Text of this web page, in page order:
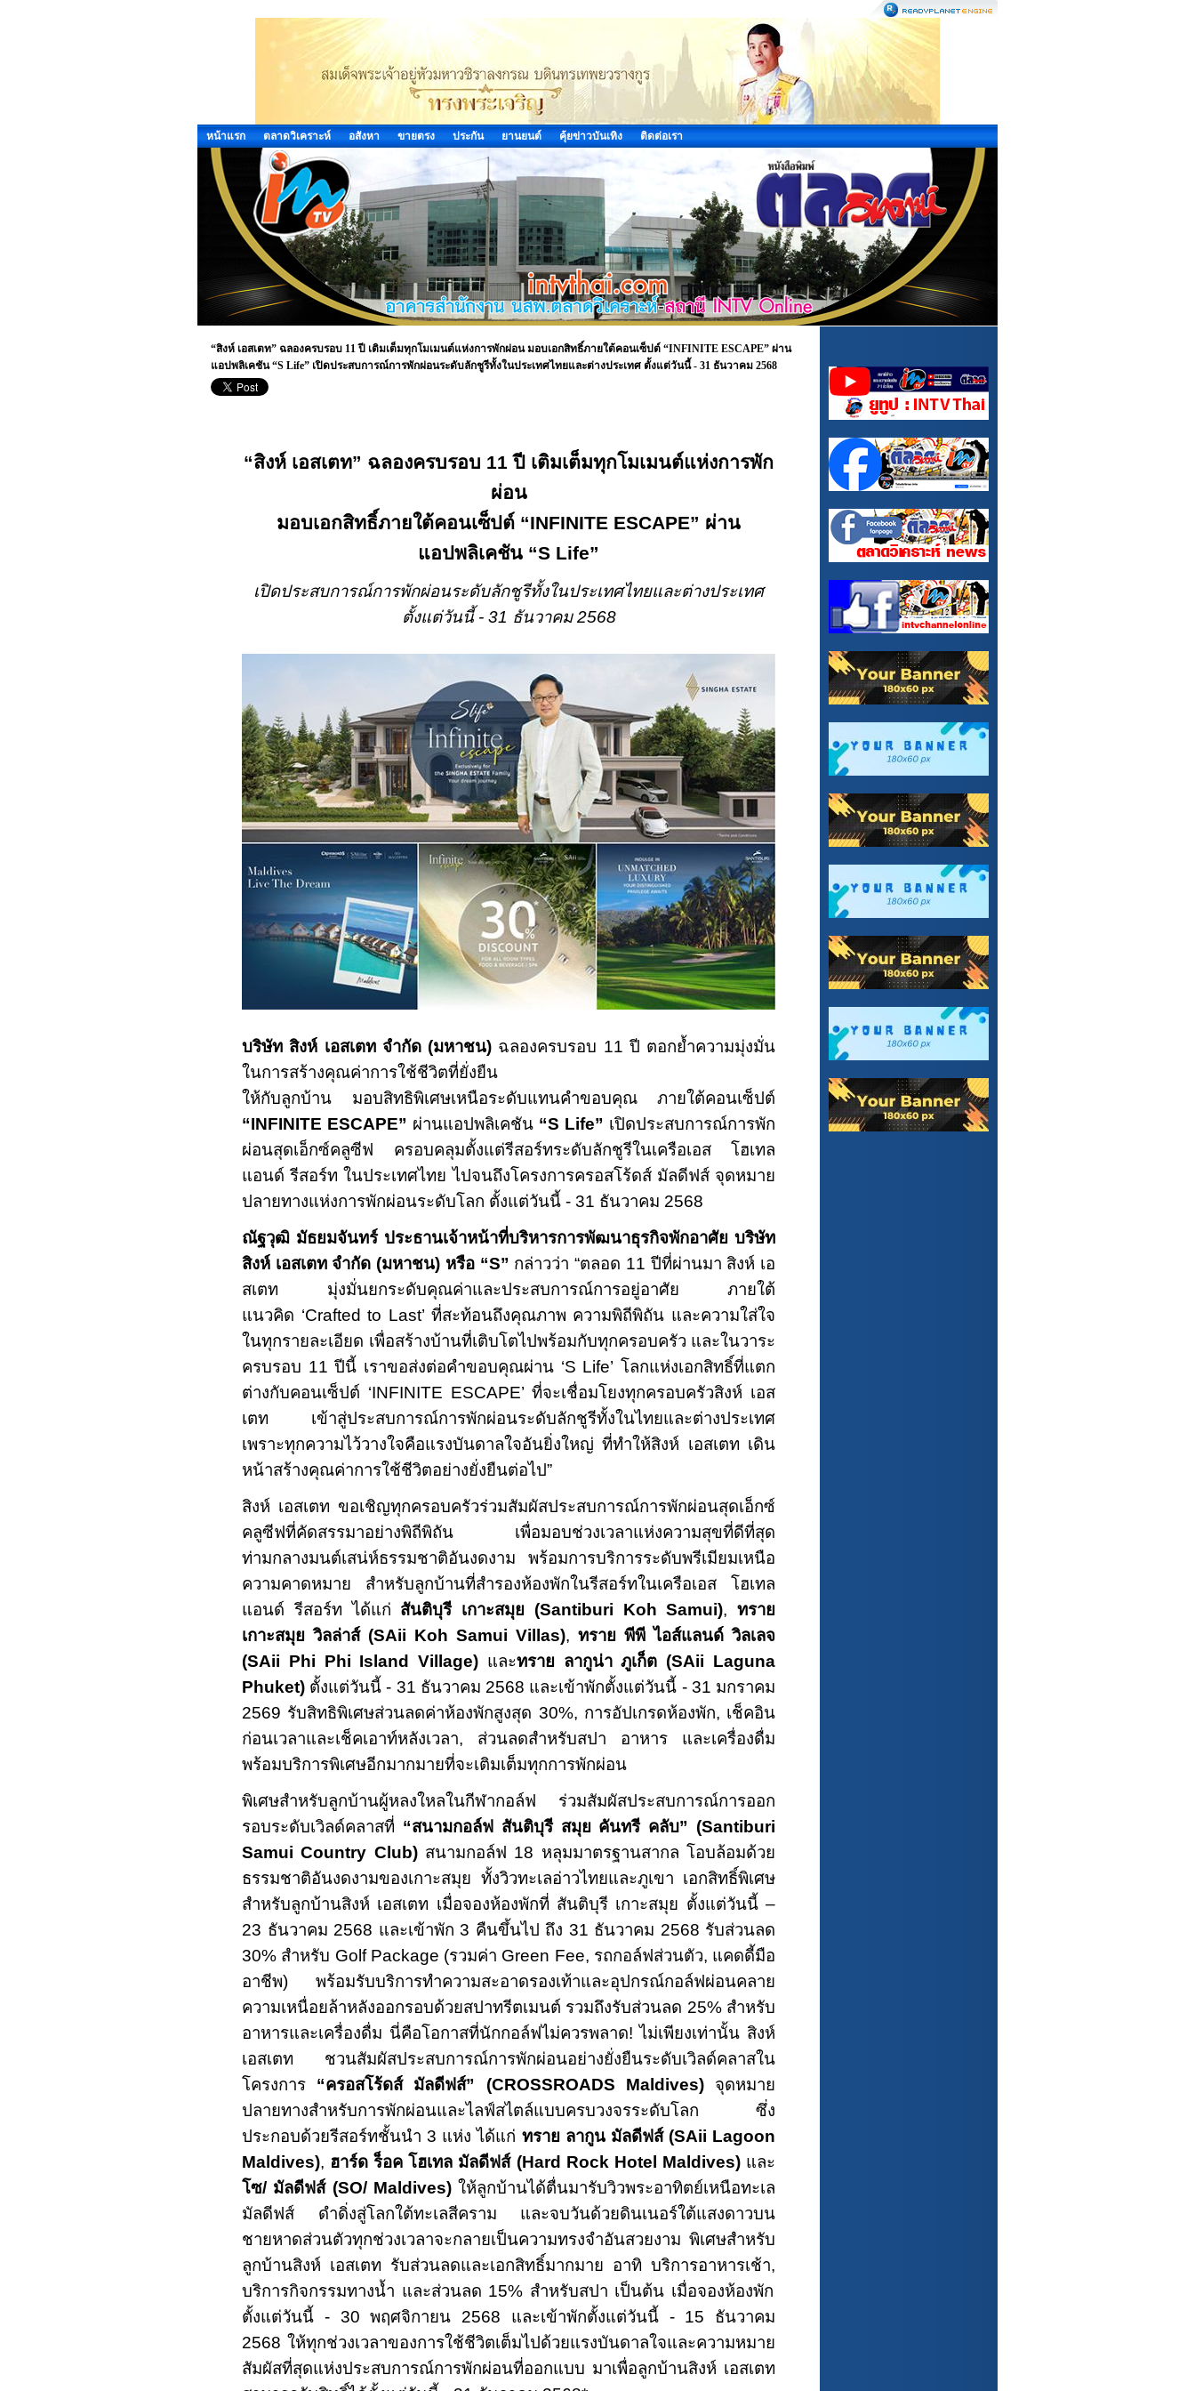
หน้าแรก ตลาดวิเคราะห์ อสังหา ขายตรง ประกัน ยานยนต์ คุ้ยข่าวบันเทิง ติดต่อเรา
“สิงห์ เอสเตท” ฉลองครบรอบ 11 ปี เติมเต็มทุกโมเมนต์แห่งการพักผ่อน มอบเอกสิทธิ์ภายใต้คอนเซ็ปต์ “INFINITE ESCAPE” ผ่าน
แอปพลิเคชัน “S Life” เปิดประสบการณ์การพักผ่อนระดับลักชูรีทั้งในประเทศไทยและต่างประเทศ ตั้งแต่วันนี้ - 31 ธันวาคม 2568
“สิงห์ เอสเตท” ฉลองครบรอบ 11 ปี เติมเต็มทุกโมเมนต์แห่งการพัก
ผ่อน
มอบเอกสิทธิ์ภายใต้คอนเซ็ปต์ “INFINITE ESCAPE” ผ่าน
แอปพลิเคชัน “S Life”
เปิดประสบการณ์การพักผ่อนระดับลักชูรีทั้งในประเทศไทยและต่างประเทศ
ตั้งแต่วันนี้ - 31 ธันวาคม2568
บริษัท สิงห์ เอสเตท จำกัด (มหาชน) ฉลองครบรอบ 11 ปี ตอกย้ำความมุ่งมั่น
ในการสร้างคุณค่าการใช้ชีวิตที่ยั่งยืน
ให้กับลูกบ้าน มอบสิทธิพิเศษเหนือระดับแทนคำขอบคุณ ภายใต้คอนเซ็ปต์
“INFINITE ESCAPE” ผ่านแอปพลิเคชัน “S Life” เปิดประสบการณ์การพัก
ผ่อนสุดเอ็กซ์คลูซีฟ ครอบคลุมตั้งแต่รีสอร์ทระดับลักชูรีในเครือเอส โฮเทล
แอนด์ รีสอร์ท ในประเทศไทย ไปจนถึงโครงการครอสโร้ดส์ มัลดีฟส์ จุดหมาย
ปลายทางแห่งการพักผ่อนระดับโลก ตั้งแต่วันนี้ - 31 ธันวาคม 2568
ณัฐวุฒิ มัธยมจันทร์ ประธานเจ้าหน้าที่บริหารการพัฒนาธุรกิจพักอาศัย บริษัท
สิงห์ เอสเตท จำกัด (มหาชน) หรือ “S” กล่าวว่า“ตลอด 11 ปีที่ผ่านมา สิงห์ เอ
สเตท มุ่งมั่นยกระดับคุณค่าและประสบการณ์การอยู่อาศัย ภายใต้
แนวคิด ‘Crafted to Last’ ที่สะท้อนถึงคุณภาพ ความพิถีพิถัน และความใส่ใจ
ในทุกรายละเอียด เพื่อสร้างบ้านที่เติบโตไปพร้อมกับทุกครอบครัว และในวาระ
ครบรอบ 11 ปีนี้ เราขอส่งต่อคำขอบคุณผ่าน ‘S Life’ โลกแห่งเอกสิทธิ์ที่แตก
ต่างกับคอนเซ็ปต์ ‘INFINITE ESCAPE’ ที่จะเชื่อมโยงทุกครอบครัวสิงห์ เอส
เตท เข้าสู่ประสบการณ์การพักผ่อนระดับลักชูรีทั้งในไทยและต่างประเทศ
เพราะทุกความไว้วางใจคือแรงบันดาลใจอันยิ่งใหญ่ ที่ทำให้สิงห์ เอสเตท เดิน
หน้าสร้างคุณค่าการใช้ชีวิตอย่างยั่งยืนต่อไป”
สิงห์ เอสเตท ขอเชิญทุกครอบครัวร่วมสัมผัสประสบการณ์การพักผ่อนสุดเอ็กซ์
คลูซีฟที่คัดสรรมาอย่างพิถีพิถัน เพื่อมอบช่วงเวลาแห่งความสุขที่ดีที่สุด
ท่ามกลางมนต์เสน่ห์ธรรมชาติอันงดงาม พร้อมการบริการระดับพรีเมียมเหนือ
ความคาดหมาย สำหรับลูกบ้านที่สำรองห้องพักในรีสอร์ทในเครือเอส โฮเทล
แอนด์ รีสอร์ท ได้แก่ สันติบุรี เกาะสมุย (Santiburi Koh Samui), ทราย
เกาะสมุย วิลล่าส์ (SAii Koh Samui Villas), ทราย พีพี ไอส์แลนด์ วิลเลจ
(SAii Phi Phi Island Village) และทราย ลากูน่า ภูเก็ต (SAii Laguna
Phuket) ตั้งแต่วันนี้- 31 ธันวาคม 2568 และเข้าพักตั้งแต่วันนี้ - 31 มกราคม
2569 รับสิทธิพิเศษส่วนลดค่าห้องพักสูงสุด 30%, การอัปเกรดห้องพัก, เช็คอิน
ก่อนเวลาและเช็คเอาท์หลังเวลา, ส่วนลดสำหรับสปา อาหาร และเครื่องดื่ม
พร้อมบริการพิเศษอีกมากมายที่จะเติมเต็มทุกการพักผ่อน
พิเศษสำหรับลูกบ้านผู้หลงใหลในกีฬากอล์ฟ ร่วมสัมผัสประสบการณ์การออก
รอบระดับเวิลด์คลาสที่ “สนามกอล์ฟ สันติบุรี สมุย คันทรี คลับ” (Santiburi
Samui Country Club) สนามกอล์ฟ 18 หลุมมาตรฐานสากล โอบล้อมด้วย
ธรรมชาติอันงดงามของเกาะสมุย ทั้งวิวทะเลอ่าวไทยและภูเขา เอกสิทธิ์พิเศษ
สำหรับลูกบ้านสิงห์ เอสเตท เมื่อจองห้องพักที่ สันติบุรี เกาะสมุย ตั้งแต่วันนี้ –
23 ธันวาคม 2568 และเข้าพัก 3 คืนขึ้นไป ถึง 31 ธันวาคม 2568 รับส่วนลด
30% สำหรับ Golf Package (รวมค่า Green Fee, รถกอล์ฟส่วนตัว, แคดดี้มือ
อาชีพ) พร้อมรับบริการทำความสะอาดรองเท้าและอุปกรณ์กอล์ฟผ่อนคลาย
ความเหนื่อยล้าหลังออกรอบด้วยสปาทรีตเมนต์ รวมถึงรับส่วนลด 25% สำหรับ
อาหารและเครื่องดื่ม นี่คือโอกาสที่นักกอล์ฟไม่ควรพลาด! ไม่เพียงเท่านั้น สิงห์
เอสเตท ชวนสัมผัสประสบการณ์การพักผ่อนอย่างยั่งยืนระดับเวิลด์คลาสใน
โครงการ “ครอสโร้ดส์ มัลดีฟส์” (CROSSROADS Maldives)
จุดหมาย
ปลายทางสำหรับการพักผ่อนและไลฟ์สไตล์แบบครบวงจรระดับโลก ซึ่ง
ประกอบด้วยรีสอร์ทชั้นนำ3 แห่ง ได้แก่ ทราย ลากูน มัลดีฟส์ (SAii Lagoon
Maldives), ฮาร์ด ร็อค โฮเทล มัลดีฟส์ (Hard Rock Hotel Maldives) และ
โซ/ มัลดีฟส์ (SO/ Maldives) ให้ลูกบ้านได้ตื่นมารับวิวพระอาทิตย์เหนือทะเล
มัลดีฟส์ ดำดิ่งสู่โลกใต้ทะเลสีคราม และจบวันด้วยดินเนอร์ใต้แสงดาวบน
ชายหาดส่วนตัวทุกช่วงเวลาจะกลายเป็นความทรงจำอันสวยงาม พิเศษสำหรับ
ลูกบ้านสิงห์ เอสเตท รับส่วนลดและเอกสิทธิ์มากมาย อาทิ บริการอาหารเช้า,
บริการกิจกรรมทางน้ำ และส่วนลด 15% สำหรับสปา เป็นต้น เมื่อจองห้องพัก
ตั้งแต่วันนี้ - 30 พฤศจิกายน 2568 และเข้าพักตั้งแต่วันนี้ - 15 ธันวาคม
2568 ให้ทุกช่วงเวลาของการใช้ชีวิตเต็มไปด้วยแรงบันดาลใจและความหมาย
สัมผัสที่สุดแห่งประสบการณ์การพักผ่อนที่ออกแบบ มาเพื่อลูกบ้านสิงห์ เอสเตท